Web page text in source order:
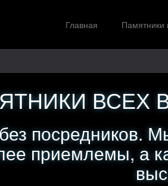
Главная Памятники
ВСЕХ
посредников.
приемлемы, а